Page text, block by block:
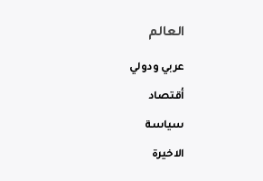
العالم
عربي ودولي
أقتصاد
سياسة
الاخيرة